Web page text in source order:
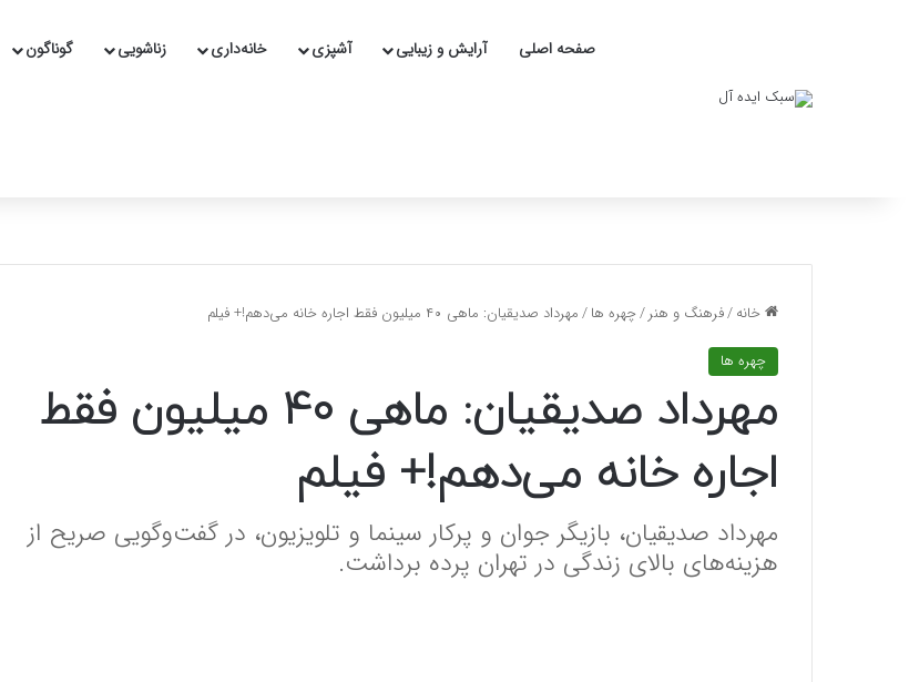
صفحه اصلی آرایش و زیبایی آشپزی خانه‌داری زناشویی گوناگون
خانه/فرهنگ و هنر/چهره ها/مهرداد صدیقیان: ماهی ۴۰ میلیون فقط اجاره خانه می‌دهم!+ فیلم
چهره ها
مهرداد صدیقیان: ماهی ۴۰ میلیون فقط
اجاره خانه می‌دهم!+ فیلم
مهرداد صدیقیان، بازیگر جوان و پرکار سینما و تلویزیون، در گفت‌وگویی صریح از
هزینه‌های بالای زندگی در تهران پرده برداشت.